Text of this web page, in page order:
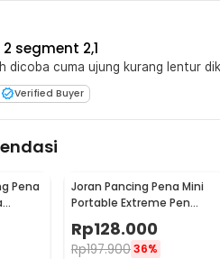
segment 2,1
dicoba cuma ujung kurang lentur
Verified Buyer
Pena
Joran Pancing Pena Mini
Portable Extreme Pen
Fishing Rod Length 1.5M -
YL100
Rp128.000
Rp197.90036%